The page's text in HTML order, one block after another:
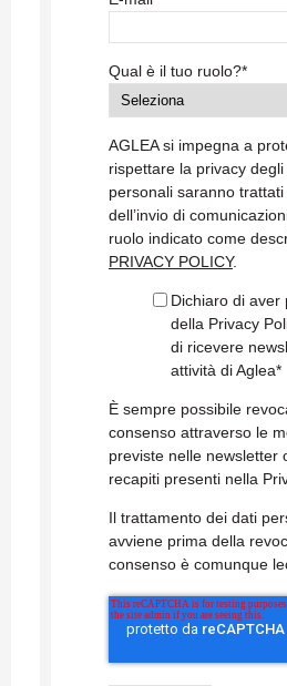
Qual è il tuo ruolo?*
AGLEA si impegna a
rispettare la privacy
personali saranno
dell’invio di
ruolo indicato come
PRIVACY POLICY.
Dichiaro di aver
della Privacy
di ricevere
attività di Aglea*
È sempre possibile
consenso attraverso le
previste nelle newsletter
recapiti presenti nella
Il trattamento dei dati
avviene prima della
consenso è comunque